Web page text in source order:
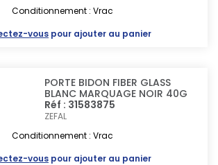
Conditionnement : Vrac
vous pour ajouter au panier
PORTE BIDON FIBER GLASS
BLANC MARQUAGE NOIR 40G
Réf : 31583875
ZEFAL
Conditionnement : Vrac
vous pour ajouter au panier